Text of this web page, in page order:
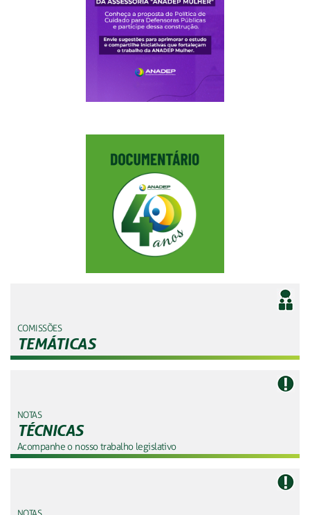
COMISSÕES
TEMÁTICAS
NOTAS
TÉCNICAS
Acompanhe o nosso trabalho legislativo